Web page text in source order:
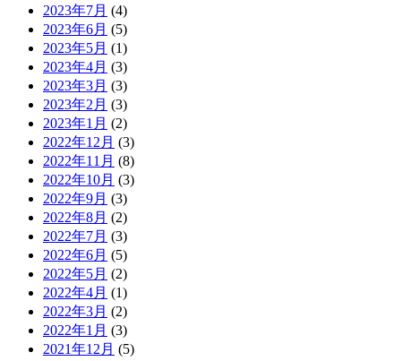
2023年7月 (4)
2023年6月 (5)
2023年5月 (1)
2023年4月 (3)
2023年3月 (3)
2023年2月 (3)
2023年1月 (2)
2022年12月 (3)
2022年11月 (8)
2022年10月 (3)
2022年9月 (3)
2022年8月 (2)
2022年7月 (3)
2022年6月 (5)
2022年5月 (2)
2022年4月 (1)
2022年3月 (2)
2022年1月 (3)
2021年12月 (5)